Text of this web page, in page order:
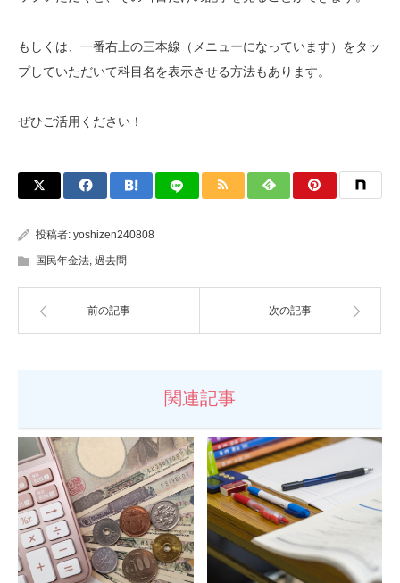
もしくは、一番右上の三本線（メニューになっています）をタッ
プしていただいて科目名を表示させる方法もあります。
ぜひご活用ください！
投稿者: yoshizen240808
国民年金法, 過去問
前の記事 次の記事
関連記事